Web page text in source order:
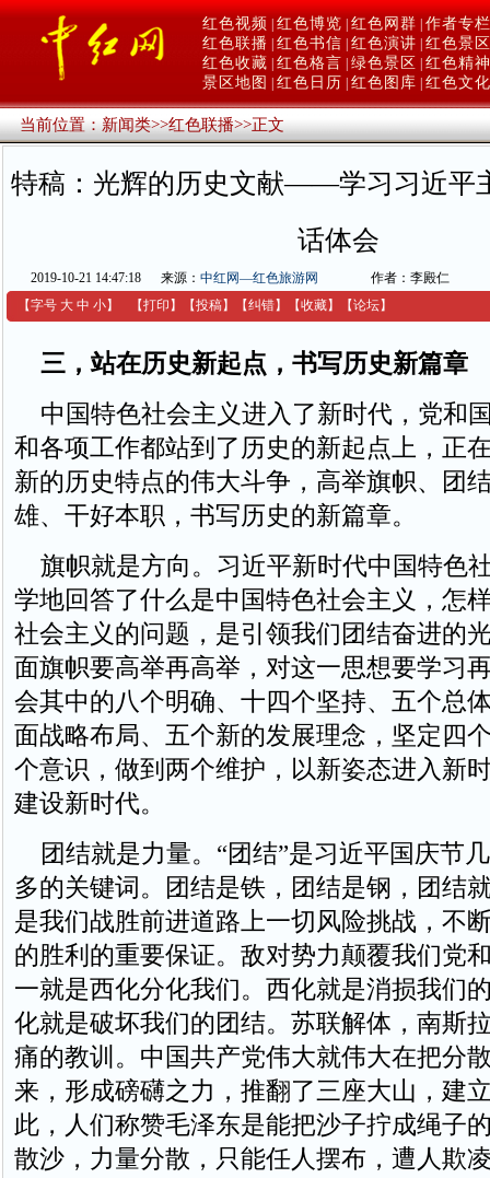
红色视频 红色博览 红色网群 作者专栏
红色联播 红色书信 红色演讲 红色景区
红色收藏 红色格言 绿色景区
红色精神
景区地图
红色日历 红色图库 红色文化
当前位置：新闻类>>红色联播>>正文
特稿：光辉的历史文献——学习习近平
话体会
2019-10-21 14:47:18 来源： 中红网—红色旅游网
作者：李殿仁
【字号 大 中 小】 【打印 】 【投稿】 【纠错】 【收藏】 【论坛】
三，站在历史新起点，书写历史新篇章
中国特色社会主义进入了新时代，党和
和各项工作都站到了历史的新起点上，正
新的历史特点的伟大斗争，高举旗帜、团
雄、干好本职，书写历史的新篇章。
旗帜就是方向。习近平新时代中国特色
学地回答了什么是中国特色社会主义，怎
社会主义的问题，是引领我们团结奋进的
面旗帜要高举再高举，对这一思想要学习
会其中的八个明确、十四个坚持、五个总
面战略布局、五个新的发展理念，坚定四
个意识，做到两个维护，以新姿态进入新
建设新时代。
团结就是力量。“团结”是习近平国庆节
多的关键词。团结是铁，团结是钢，团结
是我们战胜前进道路上一切风险挑战，不
的胜利的重要保证。敌对势力颠覆我们党
一就是西化分化我们。西化就是消损我们
化就是破坏我们的团结。苏联解体，南斯
痛的教训。中国共产党伟大就伟大在把分
来，形成磅礴之力，推翻了三座大山，建
此，人们称赞毛泽东是能把沙子拧成绳子
散沙，力量分散，只能任人摆布，遭人欺